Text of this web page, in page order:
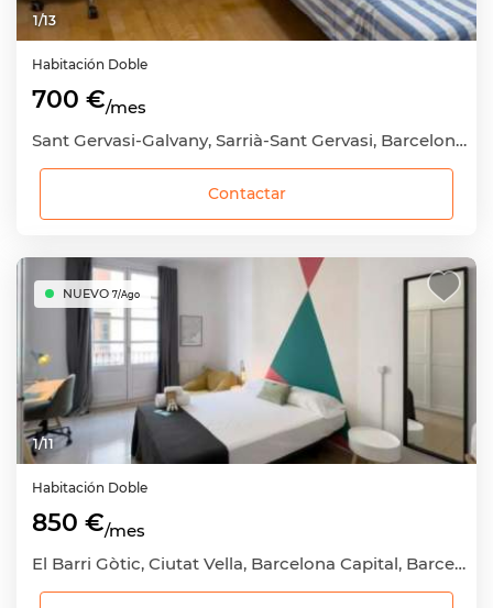
1/13
Habitación Doble
700 €/mes
Sant Gervasi-Galvany, Sarrià-Sant Gervasi, Barcelona Capital, Barcelona
Contactar
1/11
NUEVO 7/Ago
Habitación Doble
850 €/mes
El Barri Gòtic, Ciutat Vella, Barcelona Capital, Barcelona